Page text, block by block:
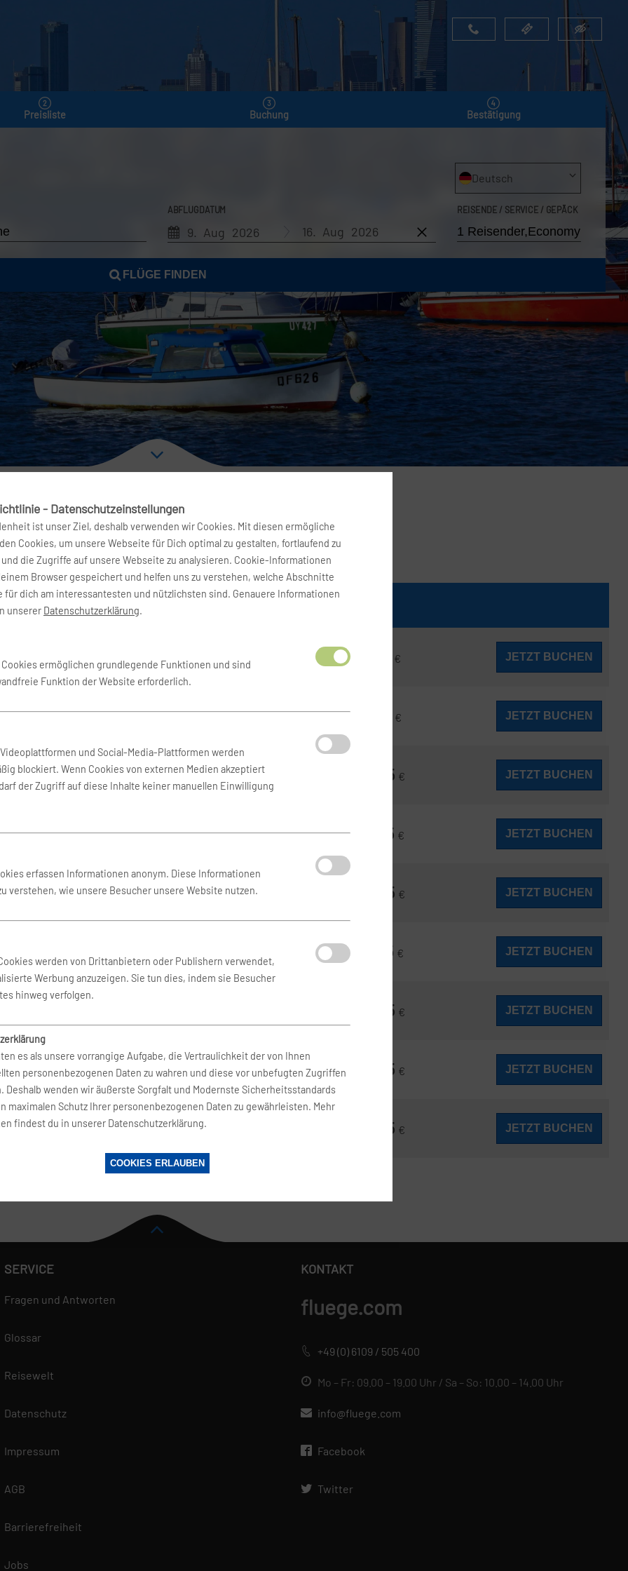
Preisliste Buchung Bestätigung
Deutsch
ABFLUGDATUM
9. Aug 2026 16. Aug 2026
REISENDE / SERVICE / GEPÄCK
FLÜGE FINDEN
Melbourne
ab € JETZT BUCHEN
2026-19. Okt. 2026 Condor € JETZT BUCHEN
2026-18. Okt. 2026 Condor 2.045 € JETZT BUCHEN
2026-10. Sep. 2026 Condor ab 2.065 € JETZT BUCHEN
2026-17. Okt. 2026 Condor 2.085 € JETZT BUCHEN
ab 2.275 € JETZT BUCHEN
2.305 € JETZT BUCHEN
2026-30. Dez. 2026 Condor ab 2.425 € JETZT BUCHEN
2026-30. Aug. 2026 4.225 € JETZT BUCHEN
- Datenschutzeinstellungen
ist unser Ziel, deshalb verwenden wir Cookies. Mit diesen ermögliche
Cookies, um unsere Webseite für Dich optimal zu gestalten, fortlaufend zu
die Zugriffe auf unsere Webseite zu analysieren. Cookie-Informationen
Browser gespeichert und helfen uns zu verstehen, welche Abschnitte
für dich am interessantesten und nützlichsten sind. Genauere Informationen
unserer Datenschutzerklärung.
Cookies ermöglichen grundlegende Funktionen und sind
Funktion der Website erforderlich.
und Social-Media-Plattformen werden
blockiert. Wenn Cookies von externen Medien akzeptiert
der Zugriff auf diese Inhalte keiner manuellen Einwilligung
erfassen Informationen anonym. Diese Informationen
verstehen, wie unsere Besucher unsere Website nutzen.
werden von Drittanbietern oder Publishern verwendet,
Werbung anzuzeigen. Sie tun dies, indem sie Besucher
hinweg verfolgen.
es als unsere vorrangige Aufgabe, die Vertraulichkeit der von Ihnen
personenbezogenen Daten zu wahren und diese vor unbefugten Zugriffen
Deshalb wenden wir äußerste Sorgfalt und Modernste Sicherheitsstandards
maximalen Schutz Ihrer personenbezogenen Daten zu gewährleisten. Mehr
findest du in unserer Datenschutzerklärung.
COOKIES ERLAUBEN
SERVICE
Fragen und Antworten
Glossar
Reisewelt
Datenschutz
Impressum
AGB
Barrierefreiheit
Jobs
KONTAKT
fluege.com
+49 (0) 6109 / 505 400
Mo – Fr: 09.00 – 19.00 Uhr / Sa – So: 10.00 – 14.00 Uhr
info@fluege.com
Facebook
Twitter